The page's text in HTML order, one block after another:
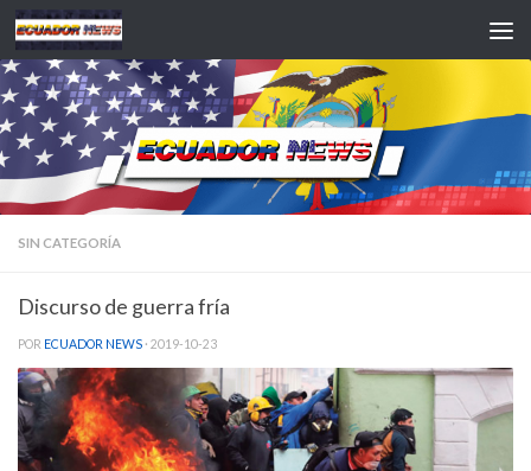
Saltar al contenido
SIN CATEGORÍA
Discurso de guerra fría
POR ECUADOR NEWS · 2019-10-23